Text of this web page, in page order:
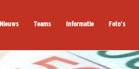
Nieuws Teams Informatie Foto’s